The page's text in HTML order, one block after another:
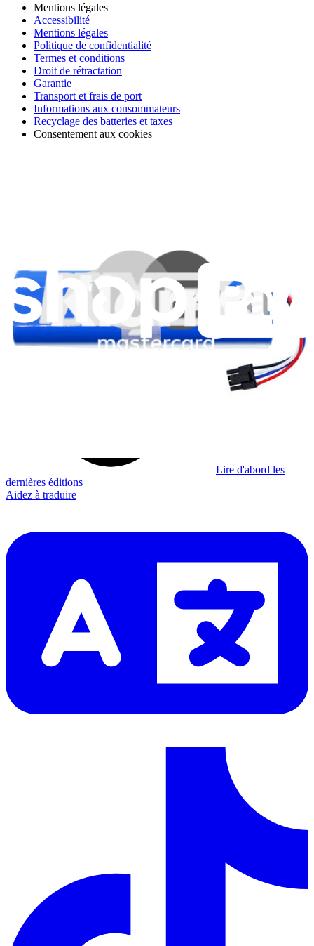
Mentions légales
Accessibilité
Mentions légales
Politique de confidentialité
Termes et conditions
Droit de rétractation
Garantie
Transport et frais de port
Informations aux consommateurs
Recyclage des batteries et taxes
Consentement aux cookies
Je m'abonne à la newsletter
Apprenez quelque chose de nouveau chaque semaine
Lire d'abord les
dernières éditions
Aidez à traduire